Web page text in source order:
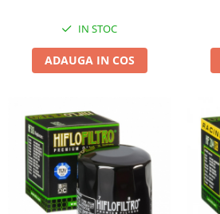
IN STOC
ADAUGA IN COS